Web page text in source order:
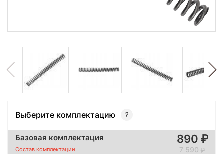
Выберите комплектацию
Базовая комплектация
Состав комплектации
890
7 590